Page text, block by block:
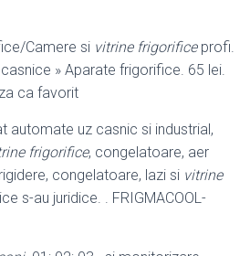
Camere si vitrine frigorificeprofi.
» Aparate frigorifice. 65 lei.
ca favorit
automate uz casnic si industrial,
frigorifice, congelatoare, aer
congelatoare, lazi si vitrine
s-au juridice. . FRIGMACOOL-